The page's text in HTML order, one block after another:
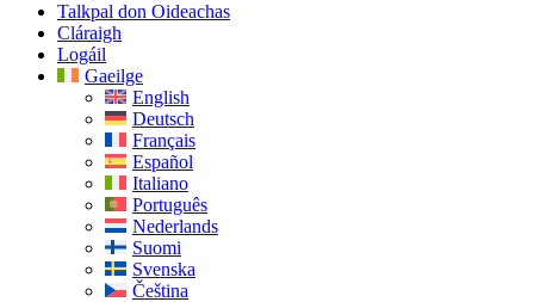
Talkpal don Oideachas
Cláraigh
Logáil
Gaeilge
English
Deutsch
Français
Español
Italiano
Português
Nederlands
Suomi
Svenska
Čeština